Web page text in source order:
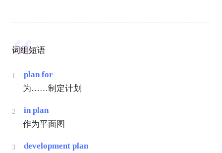
词组短语
1
plan for
为……制定计划
2
in plan
作为平面图
3 development plan